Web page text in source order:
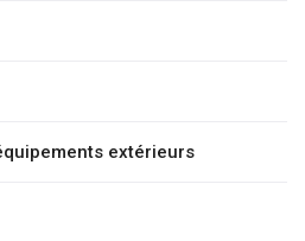
extérieurs